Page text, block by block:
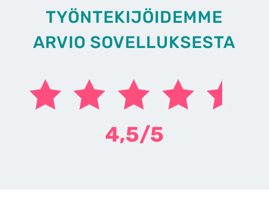
TYÖNTEKIJÖIDEMME
ARVIO SOVELLUKSESTA
4,5/5